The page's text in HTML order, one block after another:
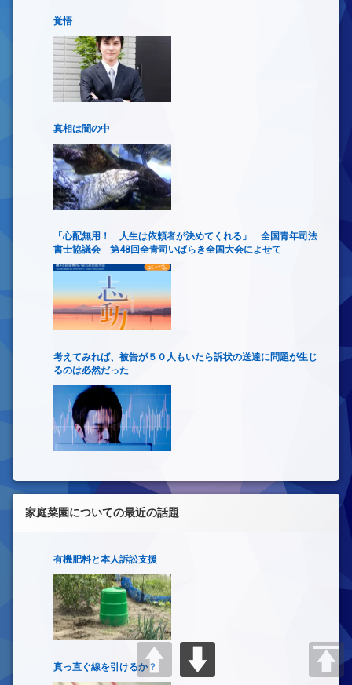
覚悟
真相は闇の中
「心配無用！ 人生は依頼者が決めてくれる」 全国青年司法
書士協議会 第48回全青司いばらき全国大会によせて
考えてみれば、被告が５０人もいたら訴状の送達に問題が生じ
るのは必然だった
家庭菜園についての最近の話題
有機肥料と本人訴訟支援
真っ直ぐ線を引けるか？